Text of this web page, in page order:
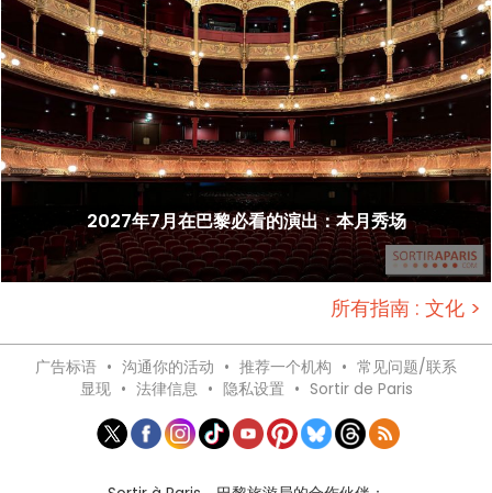
2027年7月在巴黎必看的演出：本月秀场
所有指南 : 文化 >
广告标语 • 沟通你的活动 • 推荐一个机构 • 常见问题/联系
显现 • 法律信息 • 隐私设置 • Sortir de Paris